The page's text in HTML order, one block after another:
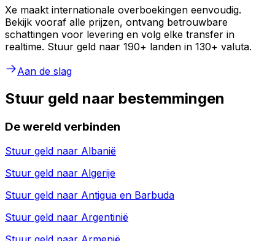
Xe maakt internationale overboekingen eenvoudig.
Bekijk vooraf alle prijzen, ontvang betrouwbare
schattingen voor levering en volg elke transfer in
realtime. Stuur geld naar 190+ landen in 130+ valuta.
Aan de slag
Stuur geld naar bestemmingen
De wereld verbinden
Stuur geld naar Albanië
Stuur geld naar Algerije
Stuur geld naar Antigua en Barbuda
Stuur geld naar Argentinië